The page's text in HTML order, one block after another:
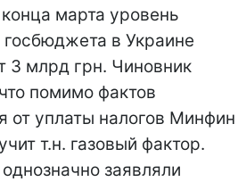
марта уровень
в Украине
3 млрд грн. Чиновник
помимо фактов
от уплаты налогов Минфин
т.н. газовый фактор.
заявляли